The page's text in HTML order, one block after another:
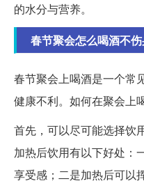
的水分与营养。
春节聚会怎么喝酒不
春节聚会上喝酒是一个常
健康不利。如何在聚会上
首先，可以尽可能选择饮
加热后饮用有以下好处：
享受感；二是加热后可以